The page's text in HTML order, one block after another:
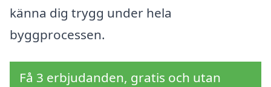
känna dig trygg under hela
byggprocessen.
Få 3 erbjudanden, gratis och utan